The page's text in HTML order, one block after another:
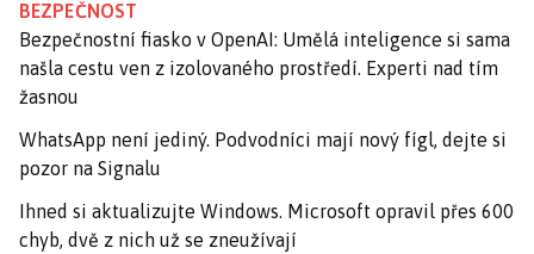
BEZPEČNOST
Bezpečnostní fiasko v OpenAI: Umělá inteligence si sama
našla cestu ven z izolovaného prostředí. Experti nad tím
žasnou
WhatsApp není jediný. Podvodníci mají nový fígl, dejte si
pozor na Signalu
Ihned si aktualizujte Windows. Microsoft opravil přes 600
chyb, dvě z nich už se zneužívají